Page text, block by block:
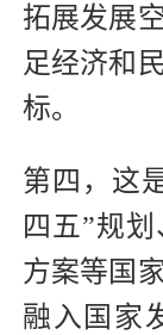
拓展发展
足经济和
标。
第四，这
四五”规
方案等国
融入国家